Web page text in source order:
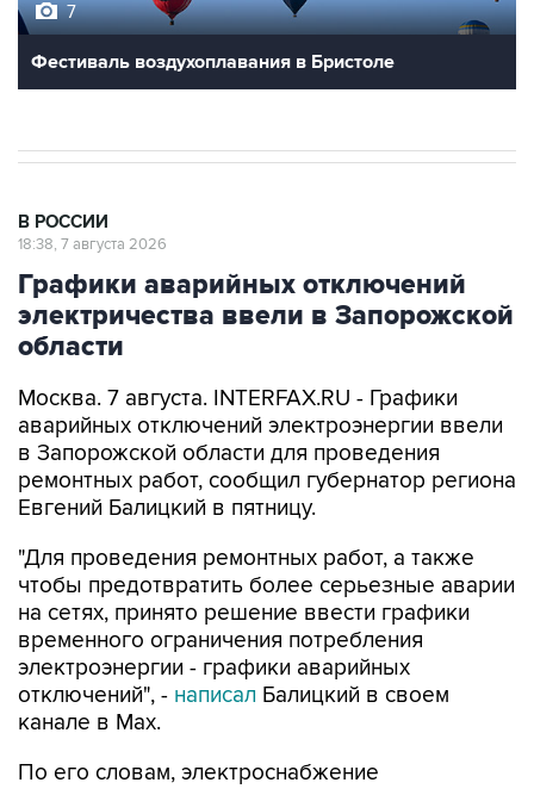
Фестиваль воздухоплавания в Бристоле
Графики аварийных отключений
электричества ввели в Запорожской
области
Москва. 7 августа. INTERFAX.RU - Графики
в Запорожской области для проведения
ремонтных работ, сообщил губернатор региона
Евгений Балицкий в пятницу.
"Для проведения ремонтных работ, а также
на сетях, принято решение ввести графики
временного ограничения потребления
электроэнергии - графики аварийных
отключений", -написалБалицкий в своем
канале в Max.
По его словам, электроснабжение
мощности источника и с учетом оперативной